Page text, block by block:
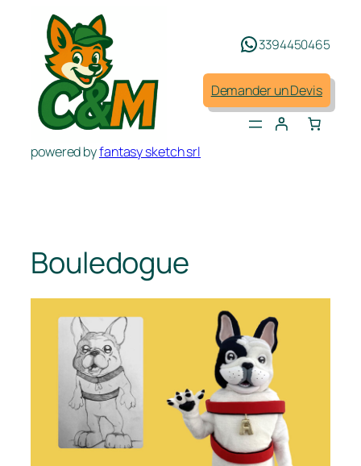
contenu
powered byfantasy sketch srl
3394450465
Demander un Devis
Bouledogue